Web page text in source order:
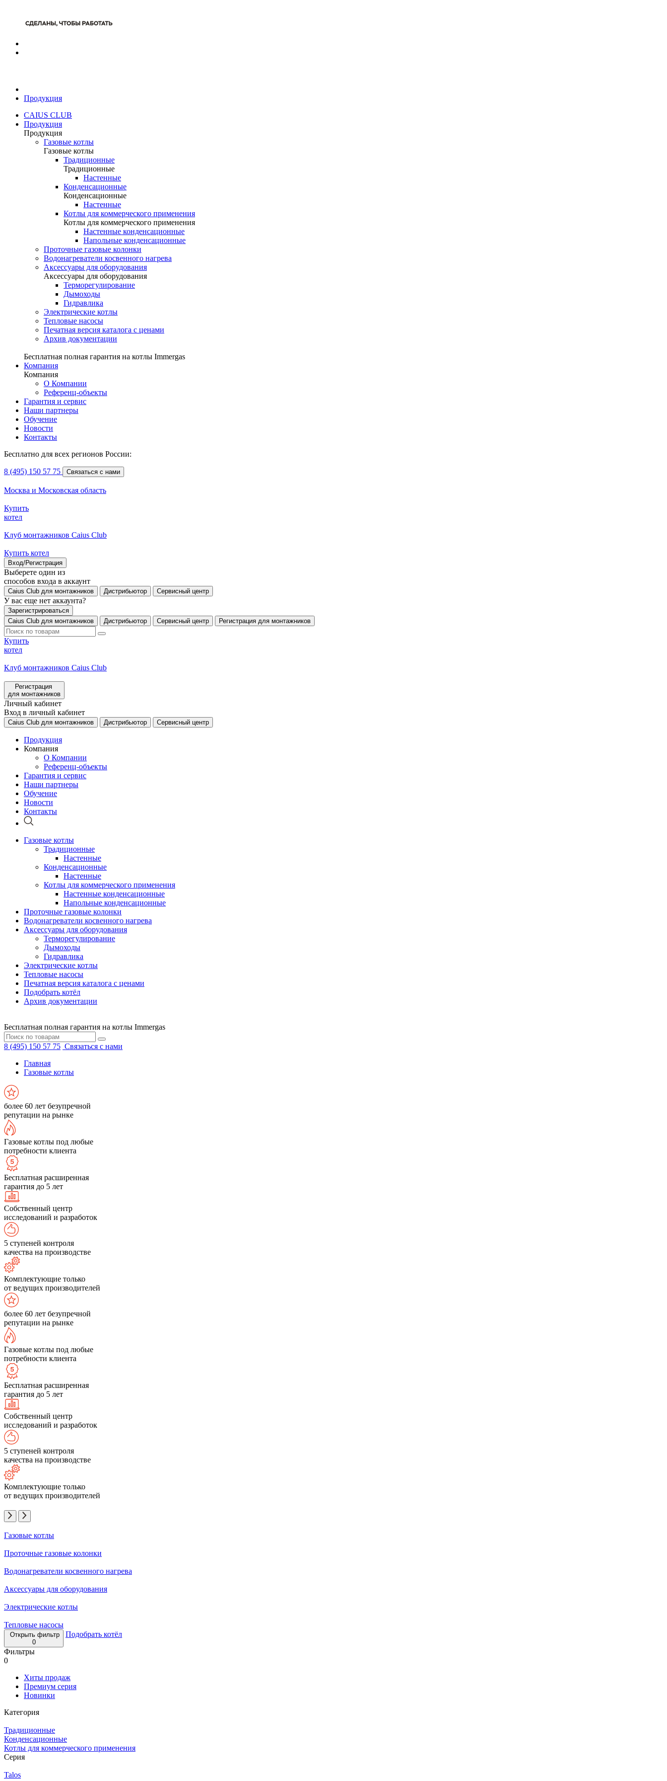
Продукция
CAIUS CLUB
Продукция
Продукция
Газовые котлы
Газовые котлы
Традиционные
Традиционные
Настенные
Конденсационные
Конденсационные
Настенные
Котлы для коммерческого применения
Котлы для коммерческого применения
Настенные конденсационные
Напольные конденсационные
Проточные газовые колонки
Водонагреватели косвенного нагрева
Аксессуары для оборудования
Аксессуары для оборудования
Терморегулирование
Дымоходы
Гидравлика
Электрические котлы
Тепловые насосы
Печатная версия каталога с ценами
Архив документации
Бесплатная полная гарантия на котлы Immergas
Компания
Компания
О Компании
Референц-объекты
Гарантия и сервис
Наши партнеры
Обучение
Новости
Контакты
Бесплатно для всех регионов России:
8 (495) 150 57 75 Связаться с нами
Москва и Московская область
Купить
котел
Клуб монтажников Caius Club
Купить котел
Вход/Регистрация
Выберете один из
способов входа в аккаунт
Caius Club для монтажников Дистрибьютор Сервисный центр
У вас еще нет аккаунта?
Зарегистрироваться
Caius Club для монтажников
Дистрибьютор Сервисный центр Регистрация для монтажников
Купить
котел
Клуб монтажников Caius Club
Регистрация
для монтажников
Личный кабинет
Вход в личный кабинет
Caius Club для монтажников Дистрибьютор Сервисный центр
Продукция
Компания
О Компании
Референц-объекты
Гарантия и сервис
Наши партнеры
Обучение
Новости
Контакты
Газовые котлы
Традиционные
Настенные
Конденсационные
Настенные
Котлы для коммерческого применения
Настенные конденсационные
Напольные конденсационные
Проточные газовые колонки
Водонагреватели косвенного нагрева
Аксессуары для оборудования
Терморегулирование
Дымоходы
Гидравлика
Электрические котлы
Тепловые насосы
Печатная версия каталога с ценами
Подобрать котёл
Архив документации
Бесплатная полная гарантия на котлы Immergas
8 (495) 150 57 75 Связаться с нами
Главная
Газовые котлы
более 60 лет безупречной
репутации на рынке
Газовые котлы под любые
потребности клиента
Бесплатная расширенная
гарантия до 5 лет
Собственный центр
исследований и разработок
5 ступеней контроля
качества на производстве
Комплектующие только
от ведущих производителей
более 60 лет безупречной
репутации на рынке
Газовые котлы под любые
потребности клиента
Бесплатная расширенная
гарантия до 5 лет
Собственный центр
исследований и разработок
5 ступеней контроля
качества на производстве
Комплектующие только
от ведущих производителей
Газовые котлы
Проточные газовые колонки
Водонагреватели косвенного нагрева
Аксессуары для оборудования
Электрические котлы
Тепловые насосы
Открыть фильтр
0
Подобрать котёл
Фильтры
0
Хиты продаж
Премиум серия
Новинки
Категория
Традиционные
Конденсационные
Котлы для коммерческого применения
Серия
Talos